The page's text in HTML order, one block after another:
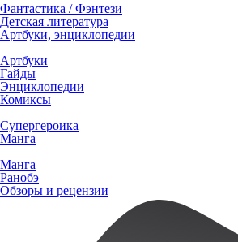
Фантастика / Фэнтези
Детская литература
Артбуки, энциклопедии
Артбуки
Гайды
Энциклопедии
Комиксы
Супергероика
Манга
Манга
Ранобэ
Обзоры и рецензии